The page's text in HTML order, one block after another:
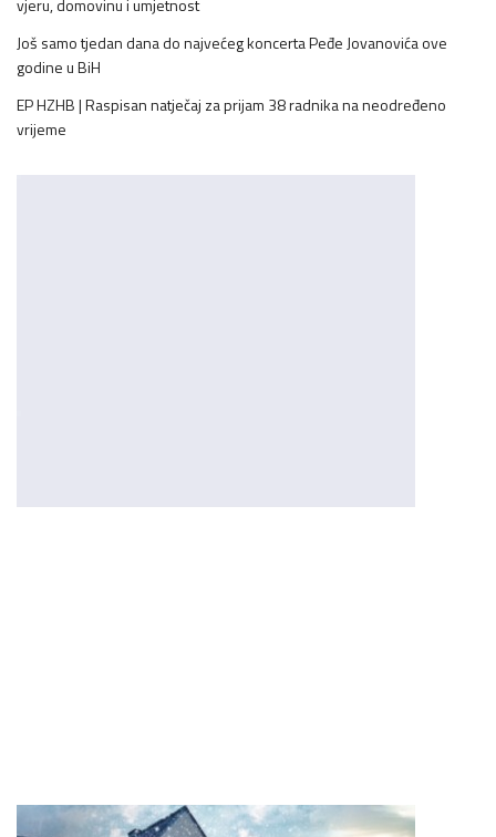
vjeru, domovinu i umjetnost
Još samo tjedan dana do najvećeg koncerta Peđe Jovanovića ove
godine u BiH
EP HZHB | Raspisan natječaj za prijam 38 radnika na neodređeno
vrijeme